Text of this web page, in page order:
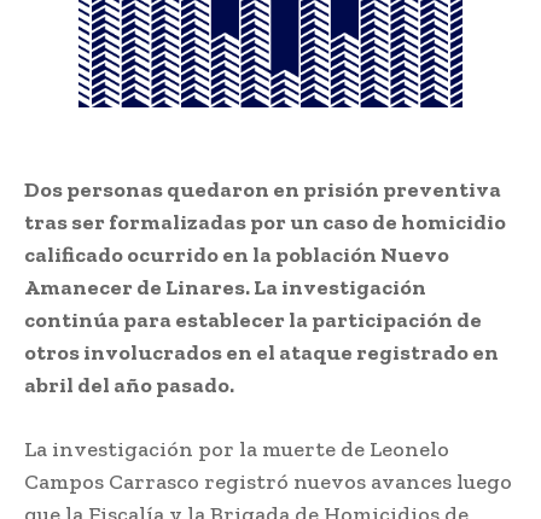
Dos personas quedaron en prisión preventiva
tras ser formalizadas por un caso de homicidio
calificado ocurrido en la población Nuevo
Amanecer de Linares. La investigación
continúa para establecer la participación de
otros involucrados en el ataque registrado en
abril del año pasado.
La investigación por la muerte de Leonelo
Campos Carrasco registró nuevos avances luego